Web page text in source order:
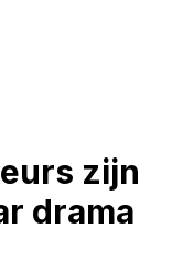
zijn
drama